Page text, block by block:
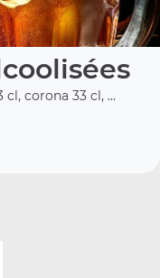
corona 33 cl, ...